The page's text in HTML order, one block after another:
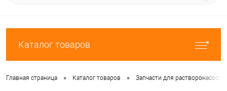
Каталог товаров
Главная страница • Каталог товаров • Запчасти для растворонасосов